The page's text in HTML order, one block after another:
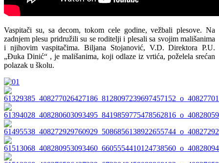
Vaspitači su, sa decom, tokom cele godine, vežbali plesove. Na
zadnjem plesu pridružili su se roditelji i plesali sa svojim mališanima
i njihovim vaspitačima. Biljana Stojanović, V.D. Direktora P.U.
„Đuka Dinić“ , je mališanima, koji odlaze iz vrtića, poželela srećan
polazak u školu.